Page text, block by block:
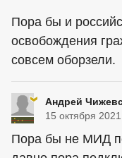
Пора бы и
освобождения
совсем оборзели.
Андрей
15 октября
Пора бы не МИД